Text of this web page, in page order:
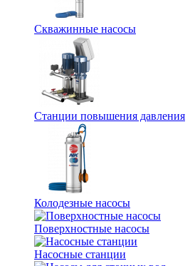
Скважинные насосы
Станции повышения давления
Колодезные насосы
Поверхностные насосы
Насосные станции